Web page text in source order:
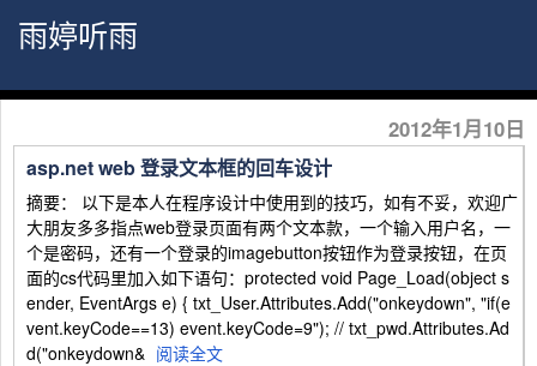
雨婷听雨
2012年1月10日
asp.net web 登录文本框的回车设计
摘要： 以下是本人在程序设计中使用到的技巧，如有不妥，欢迎广
大朋友多多指点web登录页面有两个文本款，一个输入用户名，一
个是密码，还有一个登录的imagebutton按钮作为登录按钮，在页
面的cs代码里加入如下语句：protected void Page_Load(object s
ender, EventArgs e) { txt_User.Attributes.Add("onkeydown", "if(e
vent.keyCode==13) event.keyCode=9"); // txt_pwd.Attributes.Ad
d("onkeydown& 阅读全文